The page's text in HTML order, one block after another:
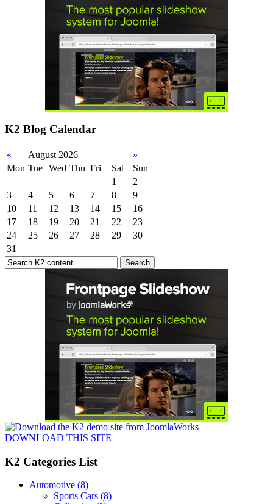
K2 Blog Calendar
« August 2026
»
Mon Tue Wed Thu Fri Sat
Sun
1
2
3
4 5 6 7 8
9
10
11 12 13 14 15
16
17
18 19 20 21 22
23
24
25 26 27 28 29
30
31
DOWNLOAD THIS SITE
K2 Categories List
Automotive (8)
Sports Cars (8)